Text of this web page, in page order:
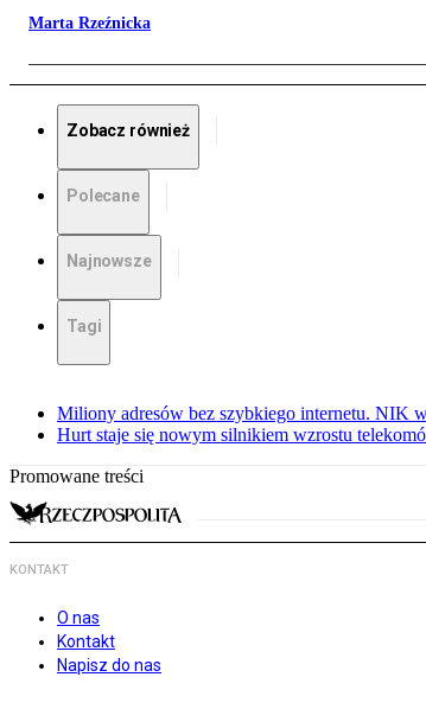
Marta Rzeźnicka
Zobacz również
Polecane
Najnowsze
Tagi
Miliony adresów bez szybkiego internetu. NIK
Hurt staje się nowym silnikiem wzrostu
Promowane treści
KONTAKT
O nas
Kontakt
Napisz do nas